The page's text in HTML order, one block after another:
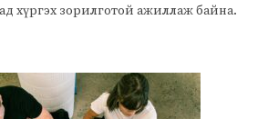
хүргэх зорилготой ажиллаж байна.